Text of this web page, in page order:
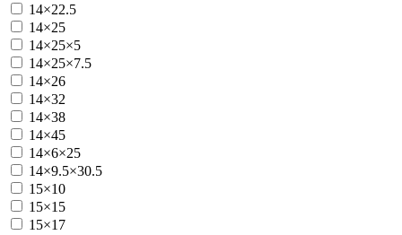
14×22.5
14×25
14×25×5
14×25×7.5
14×26
14×32
14×38
14×45
14×6×25
14×9.5×30.5
15×10
15×15
15×17